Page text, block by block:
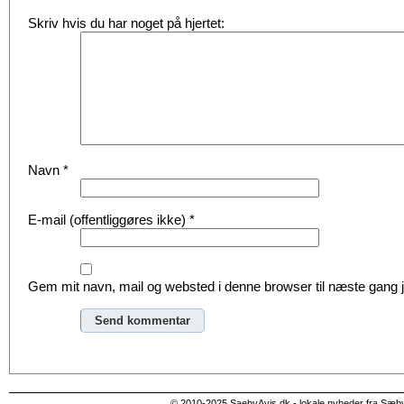
Skriv hvis du har noget på hjertet:
Navn *
E-mail (offentliggøres ikke) *
Gem mit navn, mail og websted i denne browser til næste gang